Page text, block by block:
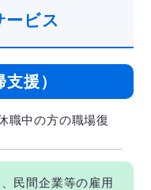
ービス
援）
職中の方の職場復
民間企業等の雇用